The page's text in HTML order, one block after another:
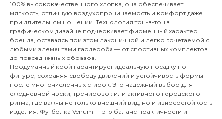
100% высококачественного хлопка, она обеспечивает
мягкость, отличную воздухопроницаемость и комфорт даже
при длительном ношении. Технология тон-в-тон в
графическом дизайне подчеркивает фирменный характер
бренда, оставаясь при этом лаконичной и легко сочетаемой с
любыми элементами гардероба — от спортивных комплектов
до повседневных образов.
Продуманный крой гарантирует идеальную посадку по
фигуре, сохраняя свободу движений и устойчивость формы
после многочисленных стирок. Это надежный выбор для
ежедневной носки, тренировок или активного городского
ритма, где важны не только внешний вид, но и износостойкость
изделия. Футболка Venum — это баланс практичности и